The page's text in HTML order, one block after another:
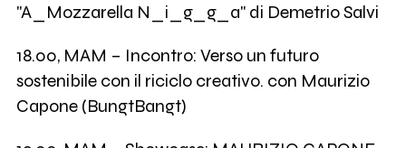
"A_Mozzarella N_i_g_g_a" di Demetrio Salvi
18.00, MAM – Incontro: Verso un futuro
sostenibile con il riciclo creativo. con Maurizio
Capone (BungtBangt)